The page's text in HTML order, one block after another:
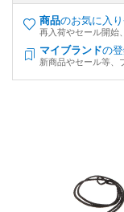
商品のお気に入
再入荷やセール開始
マイブランドの
新商品やセール等、